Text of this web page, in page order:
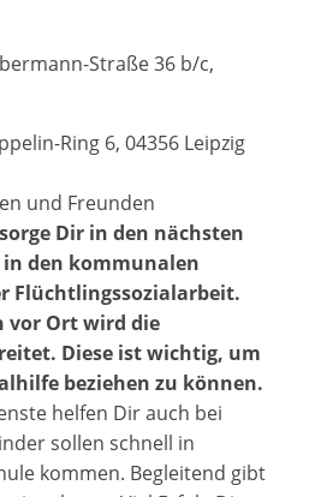
Straße 36 b/c,
Ring 6, 04356 Leipzig
und Freunden
Dir in den nächsten
in den kommunalen
Flüchtlingssozialarbeit.
vor Ort wird die
Diese ist wichtig, um
beziehen zu können.
helfen Dir auch bei
sollen schnell in
kommen. Begleitend gibt